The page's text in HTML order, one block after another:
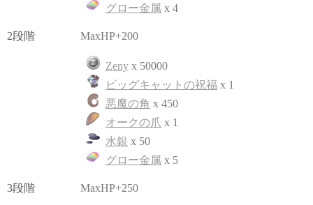
グロー金属 x 4
2段階 MaxHP+200
Zeny x 50000
ビッグキャットの祝福 x 1
悪魔の角 x 450
オークの爪 x 1
水銀 x 50
グロー金属 x 5
3段階 MaxHP+250